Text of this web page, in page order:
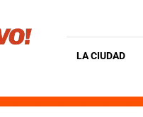
LA CIUDAD